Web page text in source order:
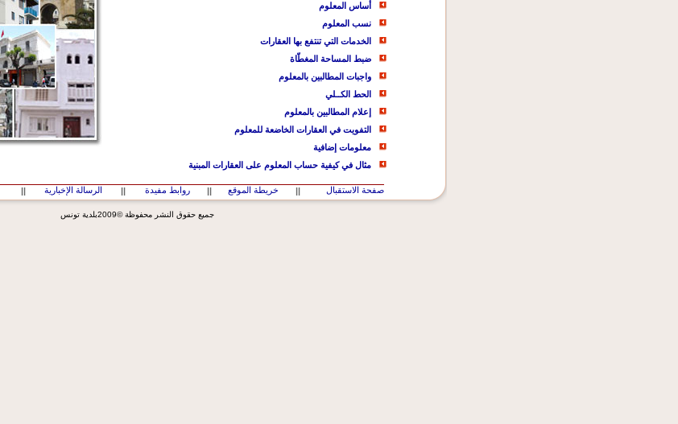
أساس المعلوم
نسب المعلوم
الخدمات التي تنتفع بها العقارات
ضبط المساحة المغطّاة
واجبات المطالبين بالمعلوم
الحط الكــلي
إعلام المطالبين بالمعلوم
التفويت في العقارات الخاضعة للمعلوم
معلومات إضافية
مثال في كيفية حساب المعلوم على العقارات المبنية
صفحة الاستقبال || خريطة الموقع || روابط مفيدة || الرسالة الإخبارية ||
جميع حقوق النشر محفوظة ©2009بلدية تونس